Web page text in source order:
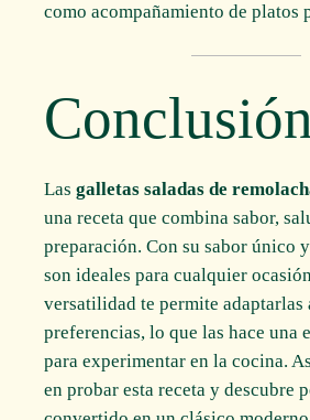
como acompañamiento de platos
Lasgalletas saladas de
una receta que combina sabor,
preparación. Con su sabor único
son ideales para cualquier
versatilidad te permite adaptarlas
preferencias, lo que las hace una
para experimentar en la cocina.
en probar esta receta y descubre